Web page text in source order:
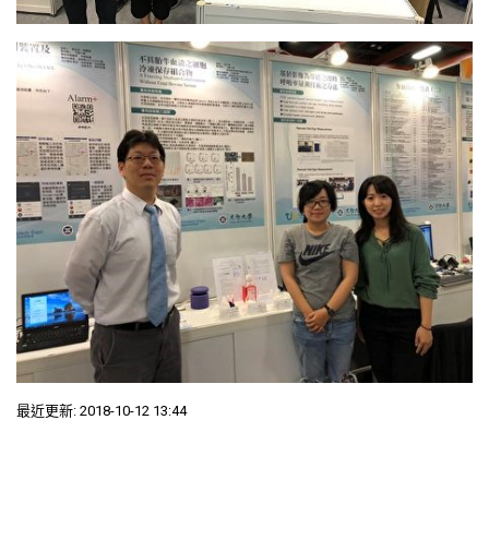
最近更新: 2018-10-12 13:44